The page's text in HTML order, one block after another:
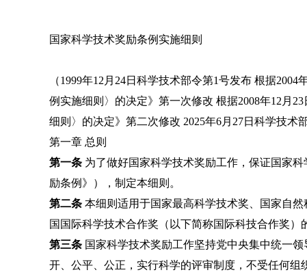
国家科学技术奖励条例实施细则
（1999年12月24日科学技术部令第1号发布 根据
例实施细则〉的决定》第一次修改 根据2008年12月
细则〉的决定》第二次修改 2025年6月27日科学技术
第一章 总则
第一条 为了做好国家科学技术奖励工作，保证国家
励条例》），制定本细则。
第二条 本细则适用于国家最高科学技术奖、国家自
国国际科学技术合作奖（以下简称国际科技合作奖）
第三条 国家科学技术奖励工作坚持党中央集中统一
开、公平、公正，实行科学的评审制度，不受任何组